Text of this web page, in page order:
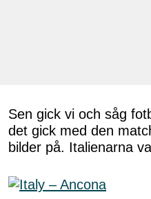
Sen gick vi och såg
det gick med den
bilder på. Italienarna